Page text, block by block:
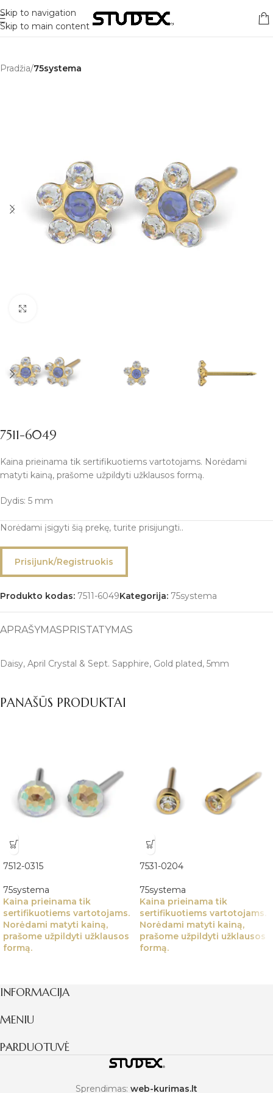
Skip to navigation
Skip to main content
Pradžia 75systema
7511-6049
Kaina prieinama tik sertifikuotiems vartotojams. Norėdami
matyti kainą, prašome užpildyti užklausos formą.
Dydis: 5 mm
Norėdami įsigyti šią prekę, turite prisijungti..
Prisijunk/Registruokis
Produkto kodas: 7511-6049Kategorija: 75systema
APRAŠYMAS PRISTATYMAS
Daisy, April Crystal & Sept. Sapphire, Gold plated, 5mm
PANAŠŪS PRODUKTAI
7512-0315
75systema
Kaina prieinama tik
sertifikuotiems vartotojams.
Norėdami matyti kainą,
prašome užpildyti užklausos
formą.
7531-0204
75systema
Kaina prieinama tik
sertifikuotiems vartotojams.
Norėdami matyti kainą,
prašome užpildyti užklausos
formą.
INFORMACIJA
MENIU
PARDUOTUVĖ
Sprendimas: web-kurimas.lt